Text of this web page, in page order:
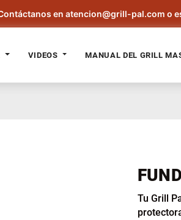
en atencion@grill-pal.com o
VIDEOS MANUAL DEL GRILL
Tu Grill